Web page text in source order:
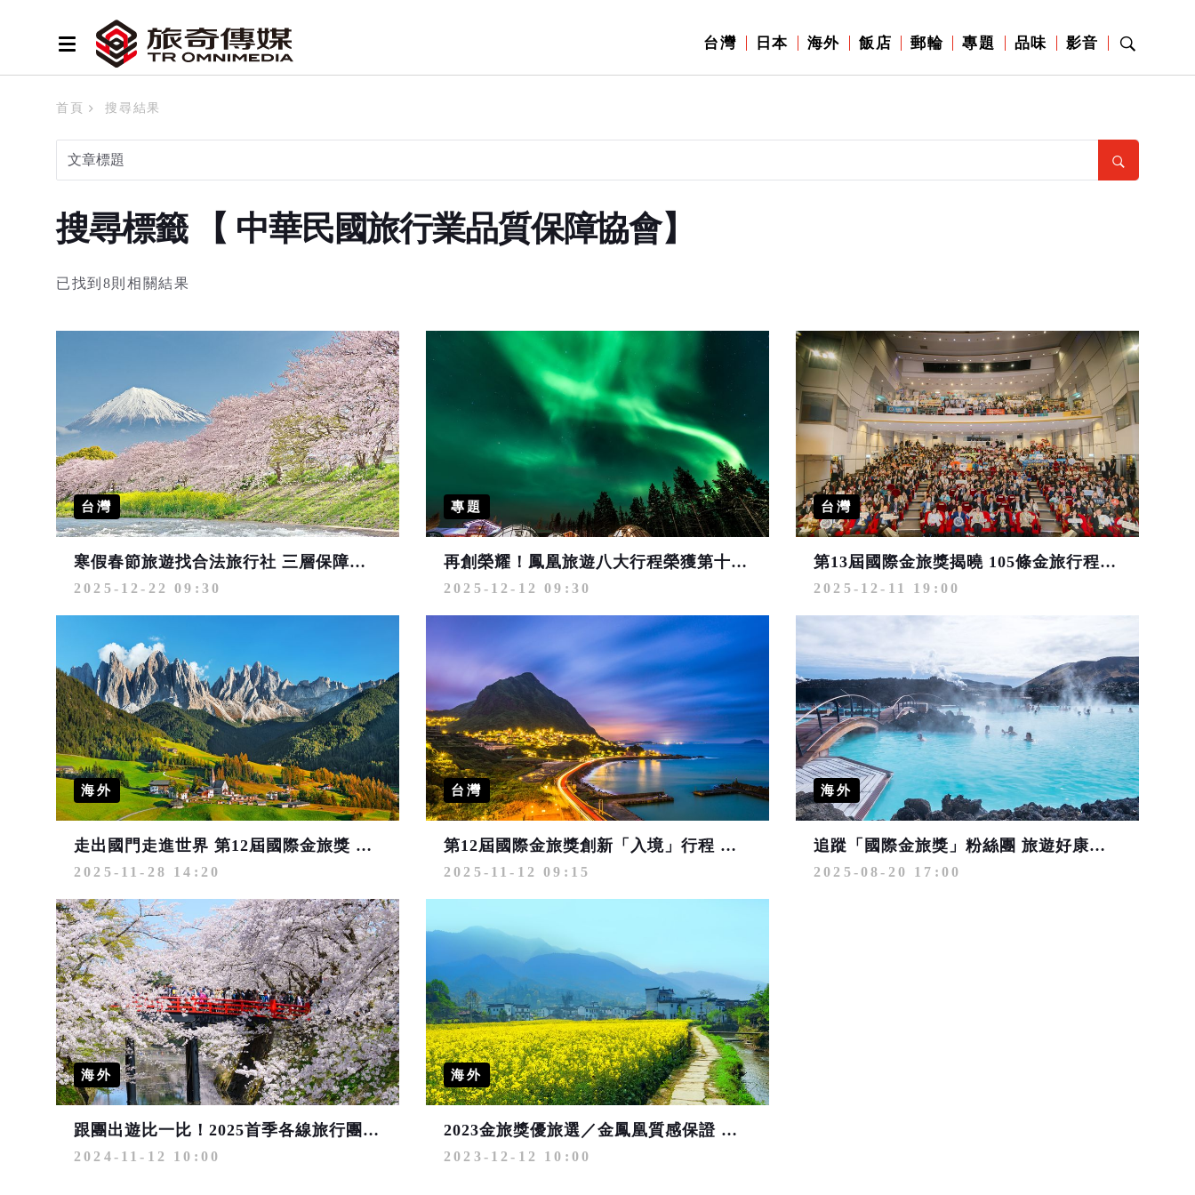
台灣 日本 海外 飯店 郵輪 專題 品味 影音
首頁 搜尋結果
搜尋標籤 【 中華民國旅行業品質保障協會】
已找到8則相關結果
台灣
寒假春節旅遊找合法旅行社 三層保障安心出遊
2025-12-22 09:30
專題
再創榮耀！鳳凰旅遊八大行程榮獲第十三屆國際金旅獎、冰島極光奪品保優旅選肯定
2025-12-12 09:30
台灣
第13屆國際金旅獎揭曉 105條金旅行程脫穎而出 展現台灣旅遊多元魅力
2025-12-11 19:00
海外
走出國門走進世界 第12屆國際金旅獎 四大遊程引領「出境旅遊」新標竿
2025-11-28 14:20
台灣
第12屆國際金旅獎創新「入境」行程 展現台灣觀光新風貌 吸引韓國、穆斯林與泰國市場目光
2025-11-12 09:15
海外
追蹤「國際金旅獎」粉絲團 旅遊好康搶先拿
2025-08-20 17:00
海外
跟團出遊比一比！2025首季各線旅行團費公佈 日本賞櫻團飆漲
2024-11-12 10:00
海外
2023金旅獎優旅選／金鳳凰質感保證 江南、江西、東澳、埃及、日本七遊程獲青睞
2023-12-12 10:00